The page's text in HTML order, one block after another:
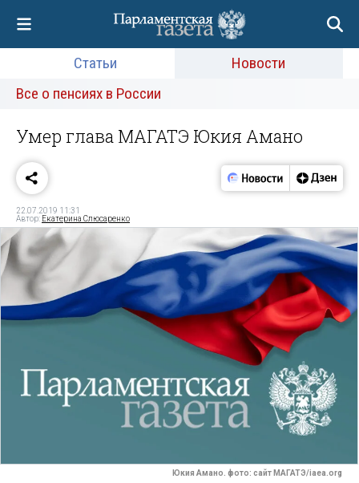
Статьи
Новости
Все о пенсиях в России
Умер глава МАГАТЭ Юкия Амано
22.07.2019 11:31
Автор: Екатерина Слюсаренко
Юкия Амано. фото: сайт МАГАТЭ/iaea.org